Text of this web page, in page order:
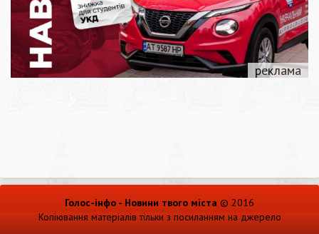
Голос-інфо - Новини твого міста © 2016
Копіювання матеріалів тільки з посиланням на джерело